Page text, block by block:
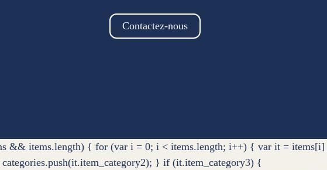
Contactez-nous
&& items.length) { for (var i = 0; i < items.length; i++) { var it = items[i]
} if (it.item_category3) {